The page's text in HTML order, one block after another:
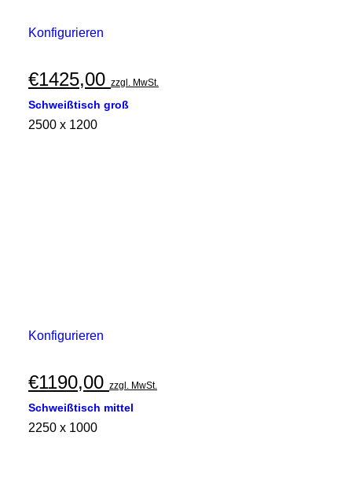
Konfigurieren
€1425,00 zzgl. MwSt.
Schweißtisch groß
2500 x 1200
Konfigurieren
€1190,00 zzgl. MwSt.
Schweißtisch mittel
2250 x 1000